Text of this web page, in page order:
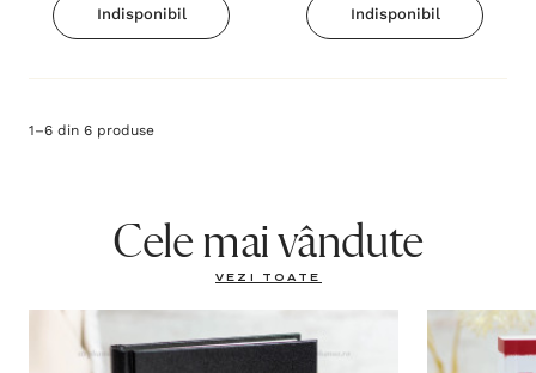
Indisponibil Indisponibil
1–6 din 6 produse
Cele mai vândute
VEZI TOATE